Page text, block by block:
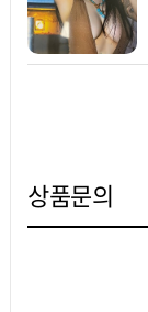
상품문의